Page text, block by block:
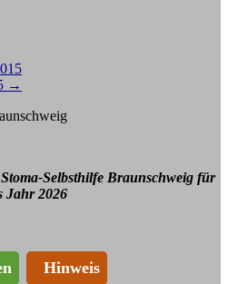
→
Selbsthilfe Braunschweig für
Jahr 2026
Hinweis